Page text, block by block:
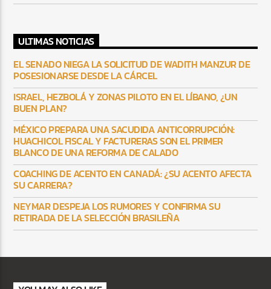
ULTIMAS NOTICIAS
EL SENADO NIEGA LA SOLICITUD DE WADITH MANZUR DE
POSESIONARSE DESDE LA CÁRCEL
ISRAEL, HEZBOLÁ Y ZONAS PILOTO EN EL LÍBANO, ¿UN
BUEN PLAN?
MÉXICO PREPARA UNA SACUDIDA ANTICORRUPCIÓN:
HUACHICOL FISCAL Y FACTURERAS SON EL PRIMER
BLANCO DE UNA REFORMA DE CALADO
COACHING DE ACENTO EN CANADÁ: ¿SU ACENTO AFECTA
SU CARRERA?
NEYMAR DESPEJA LOS RUMORES Y CONFIRMA SU
RETIRADA DE LA SELECCIÓN BRASILEÑA